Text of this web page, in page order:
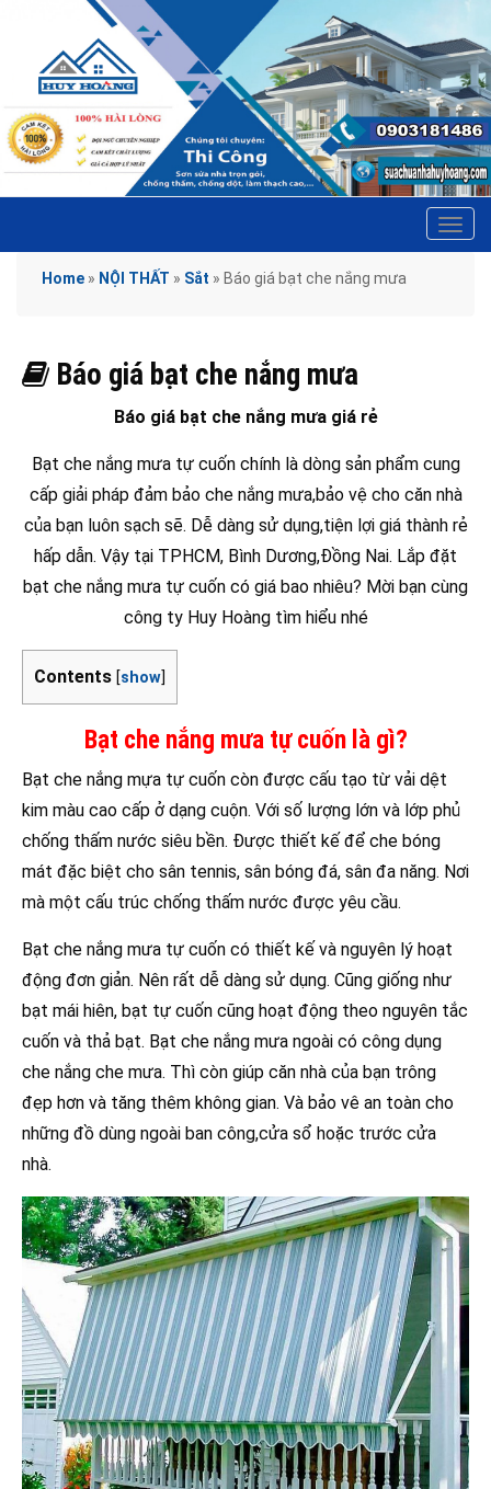
Home » NỘI THẤT » Sắt » Báo giá bạt che nắng mưa
Báo giá bạt che nắng mưa
Báo giá bạt che nắng mưa giá rẻ
Bạt che nắng mưa tự cuốn chính là dòng sản phẩm cung
cấp giải pháp đảm bảo che nắng mưa,bảo vệ cho căn nhà
của bạn luôn sạch sẽ. Dễ dàng sử dụng,tiện lợi giá thành rẻ
hấp dẫn. Vậy tại TPHCM, Bình Dương,Đồng Nai. Lắp đặt
bạt che nắng mưa tự cuốn có giá bao nhiêu? Mời bạn cùng
công ty Huy Hoàng tìm hiểu nhé
Contents [show]
Bạt che nắng mưa tự cuốn là gì?
Bạt che nắng mựa tự cuốn còn được cấu tạo từ vải dệt
kim màu cao cấp ở dạng cuộn. Với số lượng lớn và lớp phủ
chống thấm nước siêu bền. Được thiết kế để che bóng
mát đặc biệt cho sân tennis, sân bóng đá, sân đa năng. Nơi
mà một cấu trúc chống thấm nước được yêu cầu.
Bạt che nắng mưa tự cuốn có thiết kế và nguyên lý hoạt
động đơn giản. Nên rất dễ dàng sử dụng. Cũng giống như
bạt mái hiên, bạt tự cuốn cũng hoạt động theo nguyên tắc
cuốn và thả bạt. Bạt che nắng mưa ngoài có công dụng
che nắng che mưa. Thì còn giúp căn nhà của bạn trông
đẹp hơn và tăng thêm không gian. Và bảo vê an toàn cho
những đồ dùng ngoài ban công,cửa sổ hoặc trước cửa
nhà.